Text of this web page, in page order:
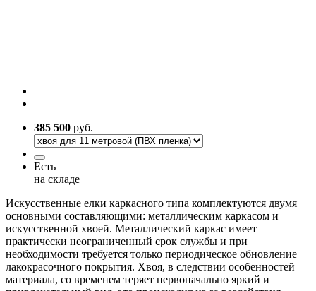
385 500 руб.
Есть
на складе
Искусственные елки каркасного типа комплектуются двумя
основными составляющими: металлическим каркасом и
искусственной хвоей. Металлический каркас имеет
практически неограниченный срок службы и при
необходимости требуется только периодическое обновление
лакокрасочного покрытия. Хвоя, в следствии особенностей
материала, со временем теряет первоначально яркий и